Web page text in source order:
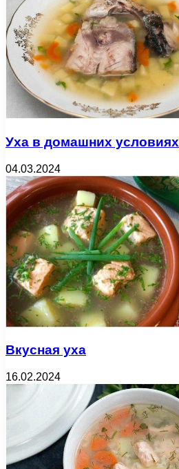
Уха в домашних условиях
04.03.2024
Вкусная уха
16.02.2024